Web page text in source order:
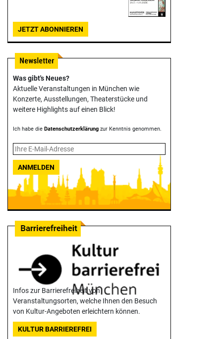
JETZT ABONNIEREN
Was gibt's Neues?
Aktuelle Veranstaltungen in München wie
Konzerte, Ausstellungen, Theater­stücke und
weitere Highlights auf einen Blick!
Ich habe die Datenschutzerklärung zur Kenntnis genommen.
ANMELDEN
Infos zur Barrierefreiheit von
Veranstaltungsorten, welche Ihnen den Besuch
von Kultur-Angeboten erleichtern können.
KULTUR BARRIEREFREI